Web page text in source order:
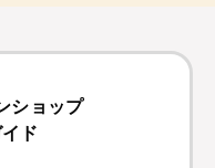
ショップ
ド